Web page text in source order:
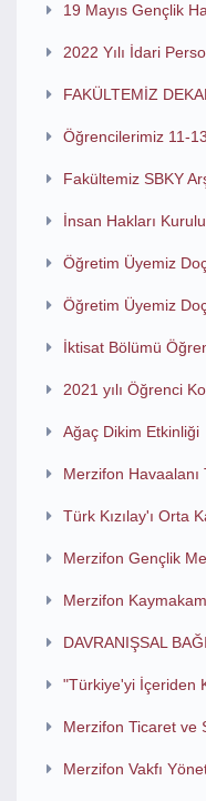
19 Mayıs Gençlik
2022 Yılı İdari
FAKÜLTEMİZ
Öğrencilerimiz 11-
Fakültemiz SBKY
İnsan Hakları Kurulu
Öğretim Üyemiz
Öğretim Üyemiz
İktisat Bölümü
2021 yılı Öğrenci
Ağaç Dikim Etkinliği
Merzifon Havaalanı
Türk Kızılay'ı Orta
Merzifon Gençlik
Merzifon
DAVRANIŞSAL
"Türkiye'yi İçeriden
Merzifon Ticaret ve
Merzifon Vakfı